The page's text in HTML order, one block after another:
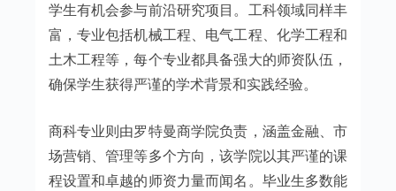
学生有机会参与前沿研究项目。工科领域同样丰
富，专业包括机械工程、电气工程、化学工程和
土木工程等，每个专业都具备强大的师资队伍，
确保学生获得严谨的学术背景和实践经验。
商科专业则由罗特曼商学院负责，涵盖金融、市
场营销、管理等多个方向，该学院以其严谨的课
程设置和卓越的师资力量而闻名。毕业生多数能